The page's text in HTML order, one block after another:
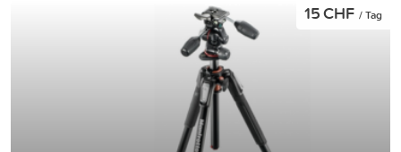
15 CHF / Tag